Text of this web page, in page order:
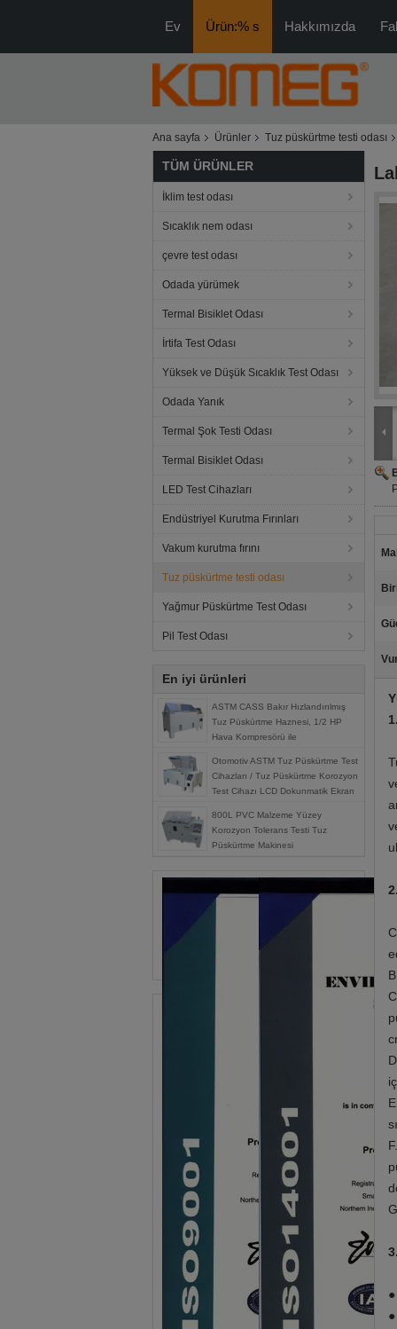
Ev Ürün:% s Hakkımızda
Ana sayfa Ürünler Tuz püskürtme testi odası
TÜM ÜRÜNLER
İklim test odası
Sıcaklık nem odası
çevre test odası
Odada yürümek
Termal Bisiklet Odası
İrtifa Test Odası
Yüksek ve Düşük Sıcaklık Test Odası
Odada Yanık
Termal Şok Testi Odası
Termal Bisiklet Odası
LED Test Cihazları
Endüstriyel Kurutma Fırınları
Vakum kurutma fırını
Tuz püskürtme testi odası
Yağmur Püskürtme Test Odası
Pil Test Odası
En iyi ürünleri
ASTM CASS Bakır Hızlandırılmış
Tuz Püskürtme Haznesi, 1/2 HP
Hava Kompresörü ile
Otomotiv ASTM Tuz Püskürtme Test
Cihazları / Tuz Püskürtme Korozyon
Test Cihazı LCD Dokunmatik Ekran
800L PVC Malzeme Yüzey
Korozyon Tolerans Testi Tuz
Püskürtme Makinesi